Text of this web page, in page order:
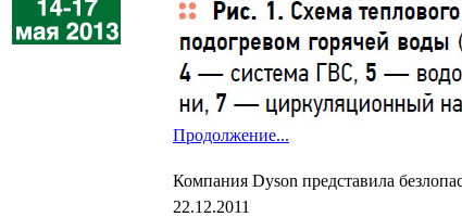
Продолжение...
Компания Dyson представила
22.12.2011